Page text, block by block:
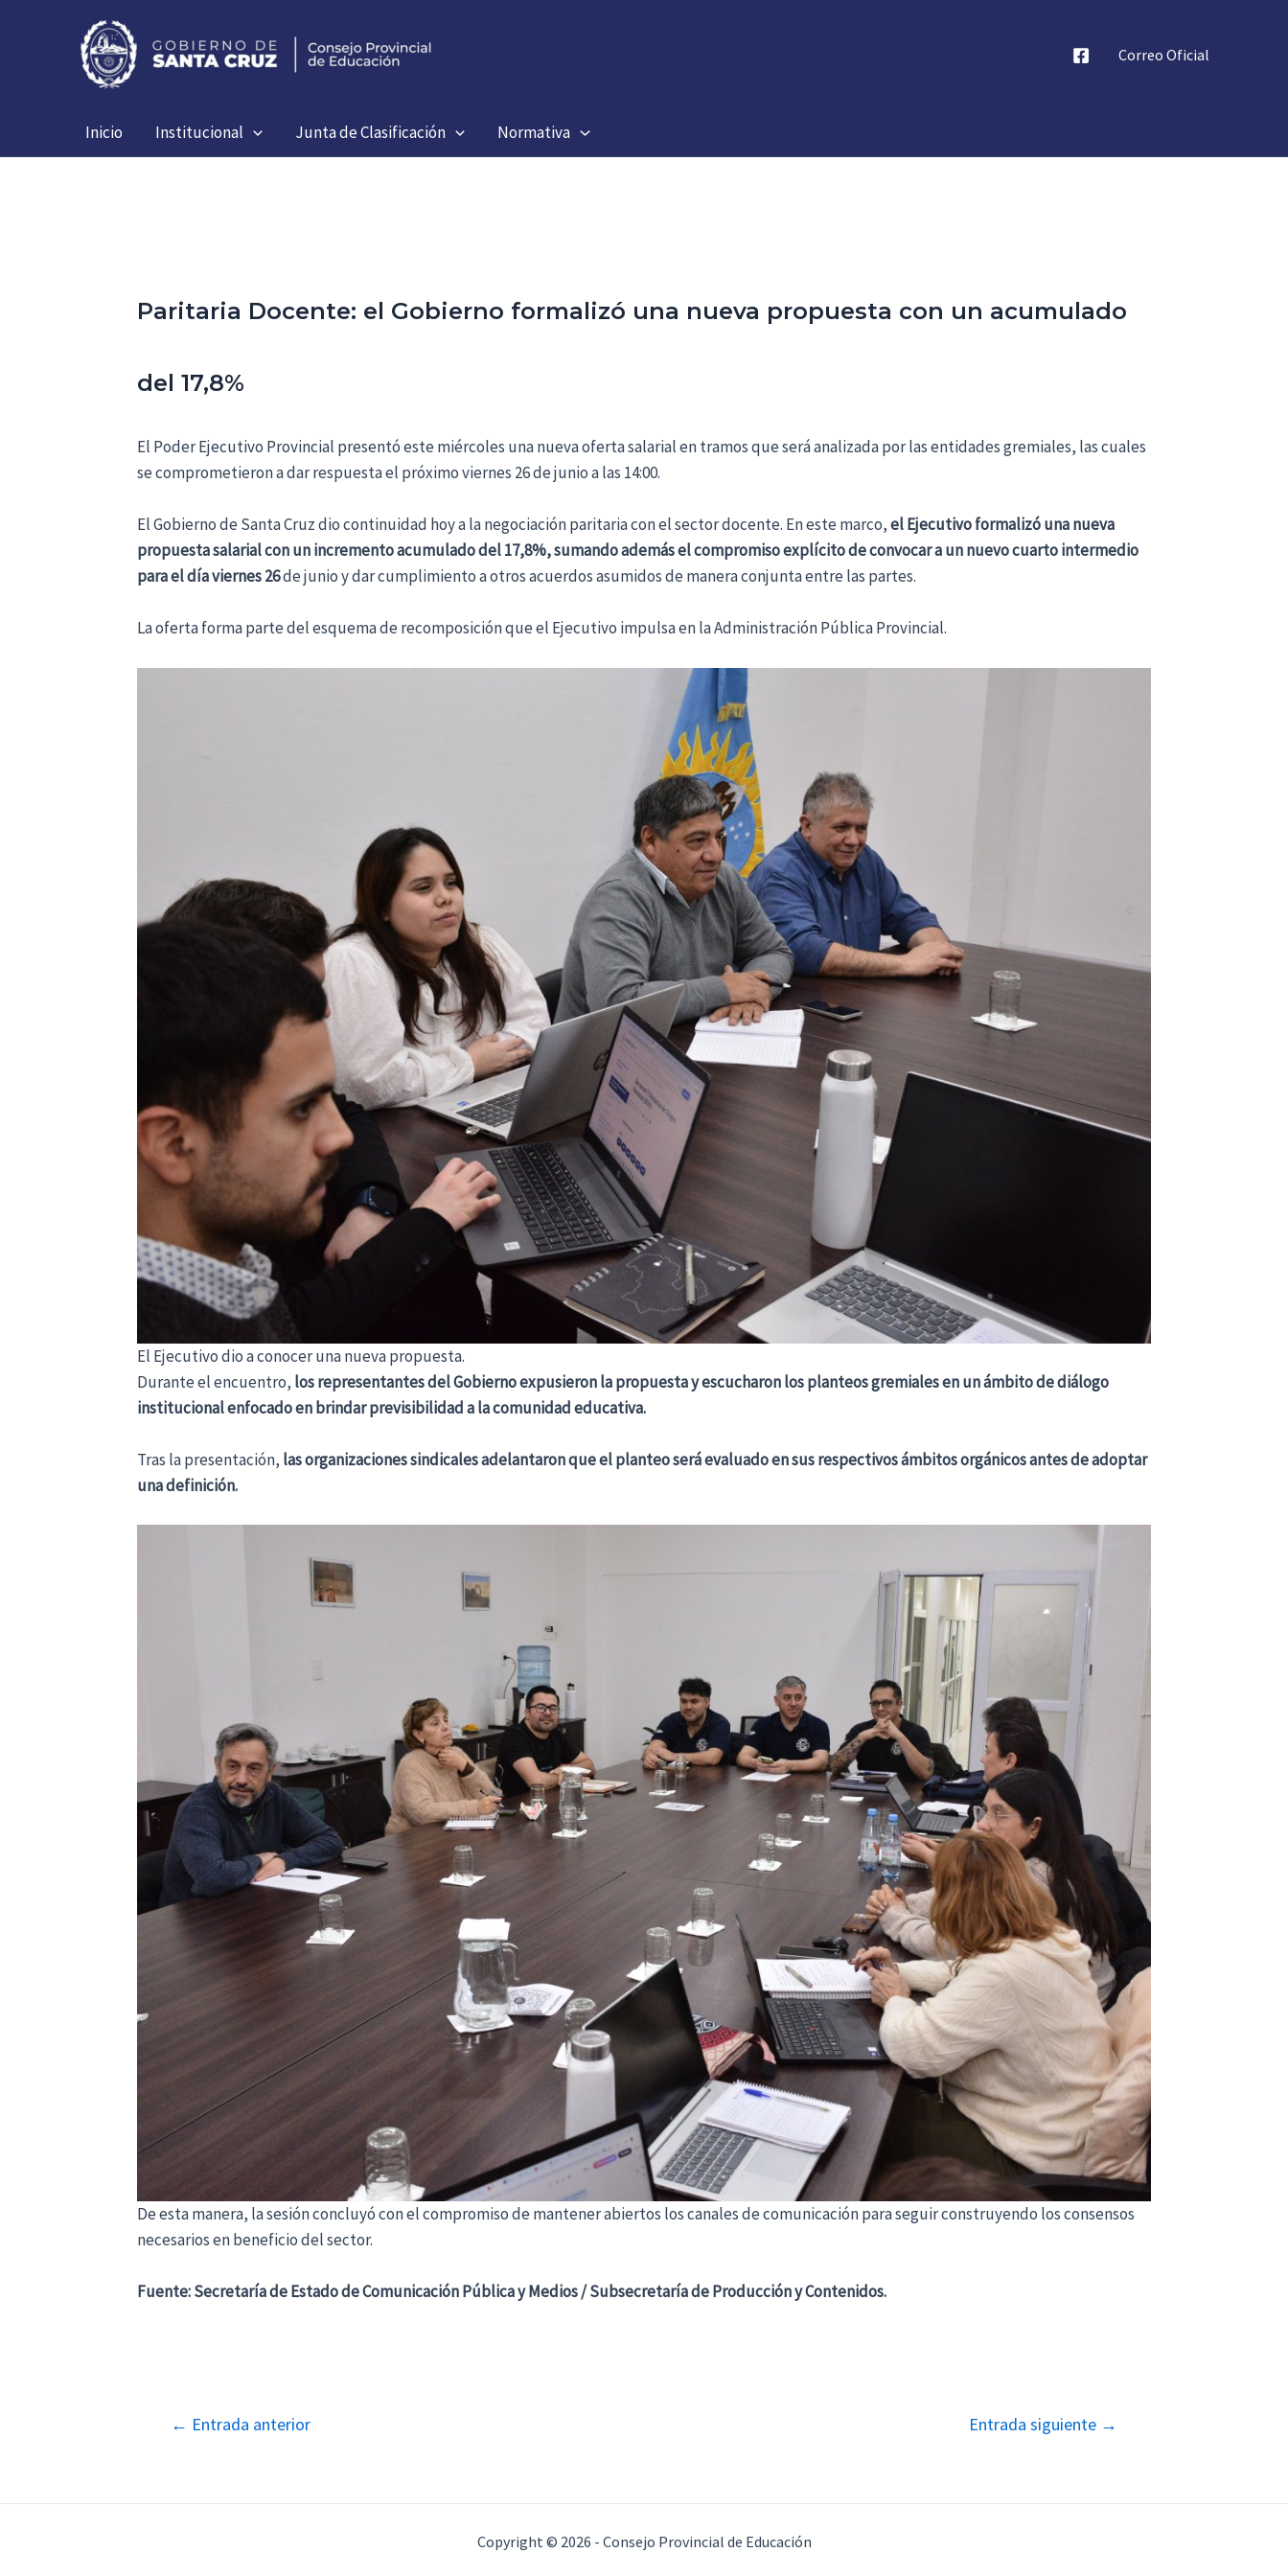
Correo Oficial
Inicio Institucional Junta de Clasificación Normativa
Paritaria Docente: el Gobierno formalizó una nueva propuesta con un acumulado
del 17,8%
El Poder Ejecutivo Provincial presentó este miércoles una nueva oferta salarial en tramos que será analizada por las entidades gremiales, las cuales
se comprometieron a dar respuesta el próximo viernes 26 de junio a las 14:00.
El Gobierno de Santa Cruz dio continuidad hoy a la negociación paritaria con el sector docente. En este marco,el Ejecutivo formalizó una nueva
propuesta salarial con un incremento acumulado del 17,8%, sumando además el compromiso explícito de convocar a un nuevo cuarto intermedio
para el día viernes 26de junio y dar cumplimiento a otros acuerdos asumidos de manera conjunta entre las partes.
​La oferta forma parte del esquema de recomposición que el Ejecutivo impulsa en la Administración Pública Provincial.
El Ejecutivo dio a conocer una nueva propuesta.
Durante el encuentro, los representantes del Gobierno expusieron la propuesta y escucharon los planteos gremiales en un ámbito de diálogo
institucional enfocado en brindar previsibilidad a la comunidad educativa.
​Tras la presentación, las organizaciones sindicales adelantaron que el planteo será evaluado en sus respectivos ámbitos orgánicos antes de adoptar
una definición.
De esta manera, la sesión concluyó con el compromiso de mantener abiertos los canales de comunicación para seguir construyendo los consensos
necesarios en beneficio del sector.
Fuente: Secretaría de Estado de Comunicación Pública y Medios / Subsecretaría de Producción y Contenidos.
Navegación
← Entrada anterior Entrada siguiente →
Copyright © 2026 - Consejo Provincial de Educación